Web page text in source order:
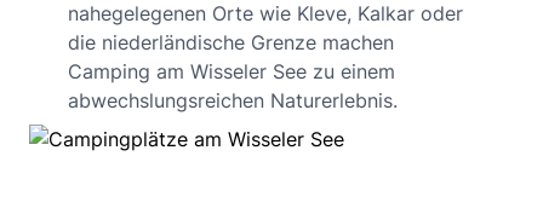
nahegelegenen Orte wie Kleve, Kalkar oder
die niederländische Grenze machen
Camping am Wisseler See zu einem
abwechslungsreichen Naturerlebnis.